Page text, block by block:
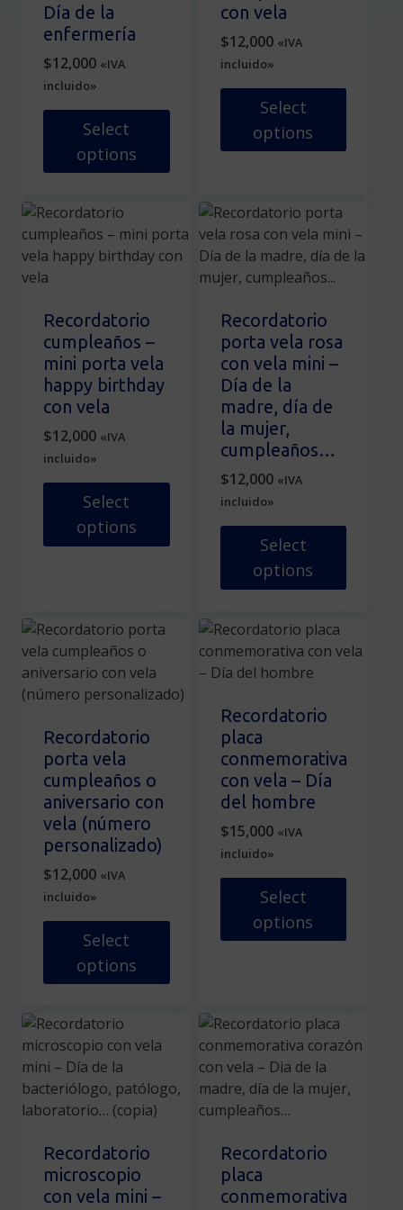
en
la
de
producto
elegir
la
página
de
producto
Día de la
enfermería
$12,000 «IVA
incluido»
Select
options
producto
tiene
múltiples
variantes.
opciones
se
pueden
elegir
en
página
de
producto
con vela
$12,000 «IVA
incluido»
Select
options
tiene
variantes.
Las
opciones
se
pueden
elegir
en
la
página
de
producto
Recordatorio
cumpleaños –
mini porta vela
happy birthday
con vela
$12,000 «IVA
incluido»
Select
options
múltiples
variantes.
pueden
elegir
en
la
página
de
producto
Recordatorio
porta vela rosa
con vela mini –
Día de la
madre, día de
la mujer,
cumpleaños…
$12,000 «IVA
incluido»
Select
options
producto
múltiples
Las
opciones
se
pueden
elegir
en
la
página
de
producto
Recordatorio
porta vela
cumpleaños o
aniversario con
vela (número
personalizado)
$12,000 «IVA
incluido»
Select
options
producto
múltiples
variantes.
se
pueden
elegir
Recordatorio
placa
conmemorativa
con vela – Día
del hombre
$15,000 «IVA
incluido»
Select
options
múltiples
variantes.
opciones
pueden
elegir
en
la
Recordatorio
microscopio
con vela mini –
Recordatorio
placa
conmemorativa